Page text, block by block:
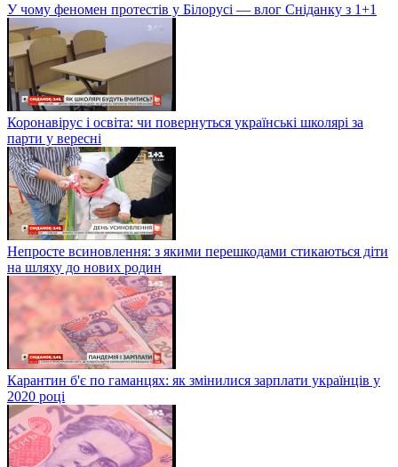
У чому феномен протестів у Білорусі — влог Сніданку з 1+1
Коронавірус і освіта: чи повернуться українські школярі за
парти у вересні
Непросте всиновлення: з якими перешкодами стикаються діти
на шляху до нових родин
Карантин б'є по гаманцях: як змінилися зарплати українців у
2020 році